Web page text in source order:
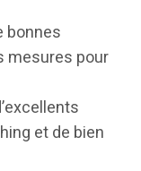
bonnes
mesures pour
et de bien